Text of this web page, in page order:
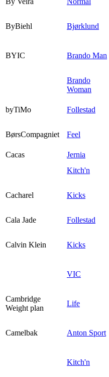
ByBiehl Bjørklund
BYIC Brando Man
Brando
Woman
byTiMo
Follestad
BørsCompagniet Feel
Cacas
Jernia
Kitch'n
Cacharel Kicks
Cala Jade
Follestad
Calvin Klein Kicks
VIC
Cambridge
Weight plan
Life
Camelbak Anton Sport
Kitch'n